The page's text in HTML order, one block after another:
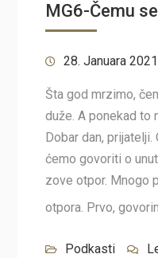
MG6-Čemu
28. Januara
Šta god mrzimo,
duže. A ponekad to
Dobar dan,
ćemo govoriti o
zove otpor. Mnogo
otpora. Prvo,
Podkasti